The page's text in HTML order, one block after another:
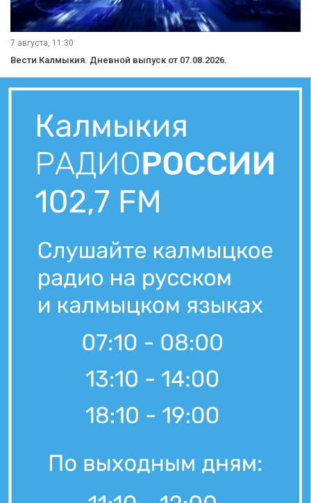
7 августа, 11:30
Вести Калмыкия. Дневной выпуск от 07.08.2026.